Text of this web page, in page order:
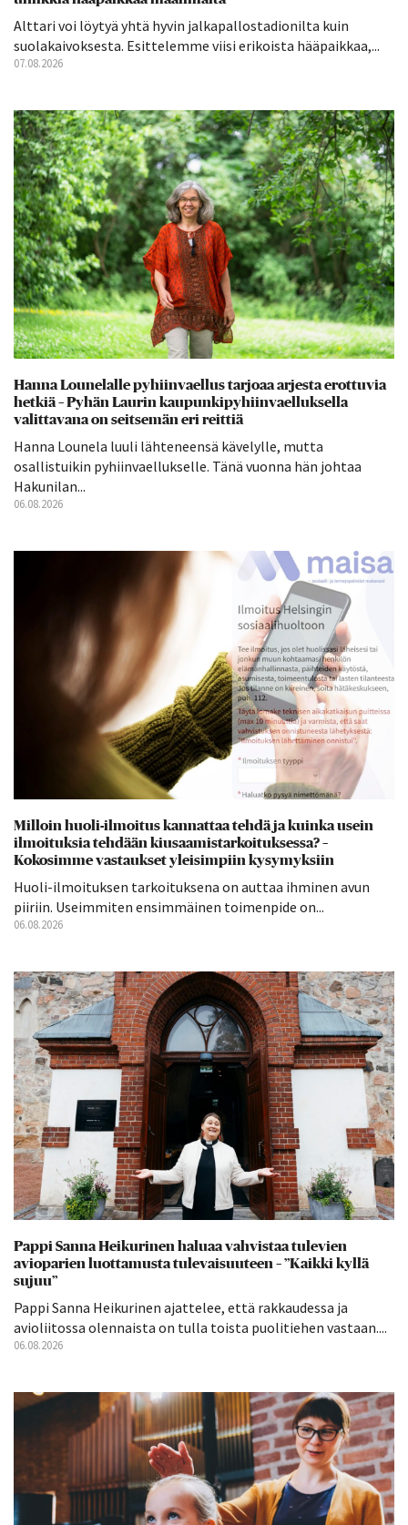
Alttari voi löytyä yhtä hyvin jalkapallostadionilta kuin
suolakaivoksesta. Esittelemme viisi erikoista hääpaikkaa,...
07.08.2026
Hanna Lounelalle pyhiinvaellus tarjoaa arjesta erottuvia
hetkiä – Pyhän Laurin kaupunkipyhiinvaelluksella
valittavana on seitsemän eri reittiä
Hanna Lounela luuli lähteneensä kävelylle, mutta
osallistuikin pyhiinvaellukselle. Tänä vuonna hän johtaa
Hakunilan...
06.08.2026
Milloin huoli-ilmoitus kannattaa tehdä ja kuinka usein
ilmoituksia tehdään kiusaamistarkoituksessa? –
Kokosimme vastaukset yleisimpiin kysymyksiin
Huoli-ilmoituksen tarkoituksena on auttaa ihminen avun
piiriin. Useimmiten ensimmäinen toimenpide on...
06.08.2026
Pappi Sanna Heikurinen haluaa vahvistaa tulevien
avioparien luottamusta tulevaisuuteen – ”Kaikki kyllä
sujuu”
Pappi Sanna Heikurinen ajattelee, että rakkaudessa ja
avioliitossa olennaista on tulla toista puolitiehen vastaan....
06.08.2026